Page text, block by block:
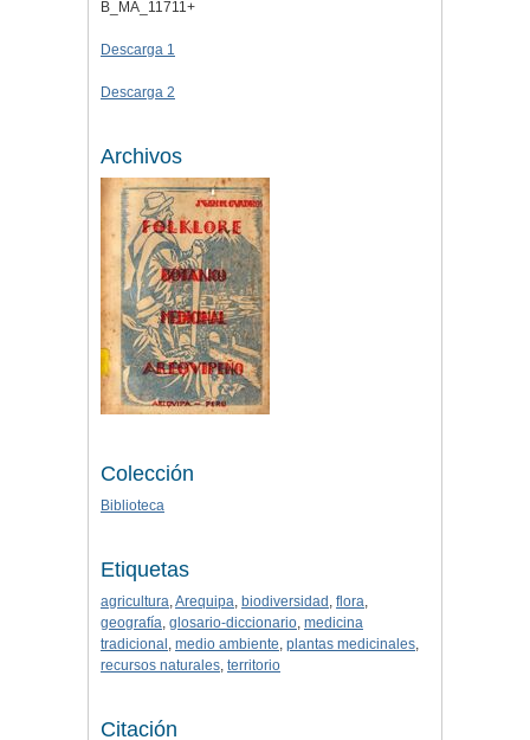
B_MA_11711+
Descarga 1
Descarga 2
Archivos
Colección
Biblioteca
Etiquetas
agricultura,Arequipa, biodiversidad , flora,
geografía, glosario-diccionario, medicina
tradicional , medio ambiente, plantas medicinales,
recursos naturales, territorio
Citación